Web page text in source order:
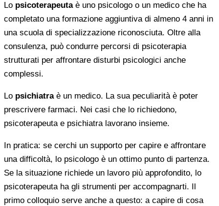
Lo psicoterapeutaè uno psicologo o un medico che ha
completato una formazione aggiuntiva di almeno 4 anni in
una scuola di specializzazione riconosciuta. Oltre alla
consulenza, può condurre percorsi di psicoterapia
strutturati per affrontare disturbi psicologici anche
complessi.
Lo psichiatraè un medico. La sua peculiarità è poter
prescrivere farmaci. Nei casi che lo richiedono,
psicoterapeuta e psichiatra lavorano insieme.
In pratica: se cerchi un supporto per capire e affrontare
una difficoltà, lo psicologo è un ottimo punto di partenza.
Se la situazione richiede un lavoro più approfondito, lo
psicoterapeuta ha gli strumenti per accompagnarti. Il
primo colloquio serve anche a questo: a capire di cosa